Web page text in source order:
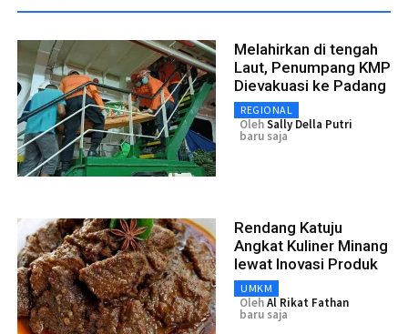
Melahirkan di tengah
Laut, Penumpang KMP
Dievakuasi ke Padang
REGIONAL
OlehSally Della Putri
baru saja
Rendang Katuju
Angkat Kuliner Minang
lewat Inovasi Produk
UMKM
OlehAl Rikat Fathan
baru saja